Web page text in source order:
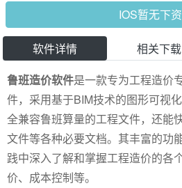
IOS暂无下
软件详情 相关下载
鲁班造价软件是一款专为工程造价
件，采用基于BIM技术的图形可视
全兼容鲁班算量的工程文件，还能
文件等各种必要文档。其丰富的功
践中深入了解和掌握工程造价的各
价、成本控制等。